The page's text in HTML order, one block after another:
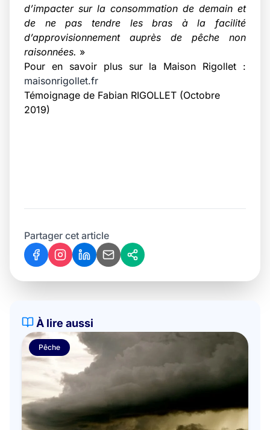
d’impacter sur la consommation de demain et
de ne pas tendre les bras à la facilité
d’approvisionnement auprès de pêche non
raisonnées. »
Pour en savoir plus sur la Maison Rigollet :
maisonrigollet.fr
Témoignage de Fabian RIGOLLET (Octobre
2019)
Partager cet article
À lire aussi
Pêche